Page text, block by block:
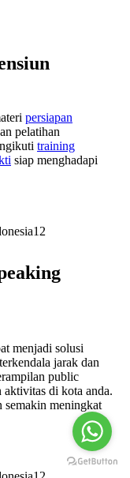
persiapan
pelatihan
training
siap menghadapi
menjadi solusi
jarak dan
public
aktivitas di kota anda.
semakin meningkat